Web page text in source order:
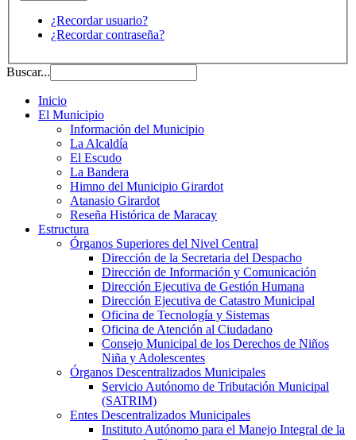
¿Recordar usuario?
¿Recordar contraseña?
Buscar...
Inicio
El Municipio
Información del Municipio
La Alcaldía
El Escudo
La Bandera
Himno del Municipio Girardot
Atanasio Girardot
Reseña Histórica de Maracay
Estructura
Órganos Superiores del Nivel Central
Dirección de la Secretaria del Despacho
Dirección de Información y Comunicación
Dirección Ejecutiva de Gestión Humana
Dirección Ejecutiva de Catastro Municipal
Oficina de Tecnología y Sistemas
Oficina de Atención al Ciudadano
Consejo Municipal de los Derechos de Niños
Niña y Adolescentes
Órganos Descentralizados Municipales
Servicio Autónomo de Tributación Municipal
(SATRIM)
Entes Descentralizados Municipales
Instituto Autónomo para el Manejo Integral de la